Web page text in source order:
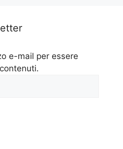
e-mail per essere